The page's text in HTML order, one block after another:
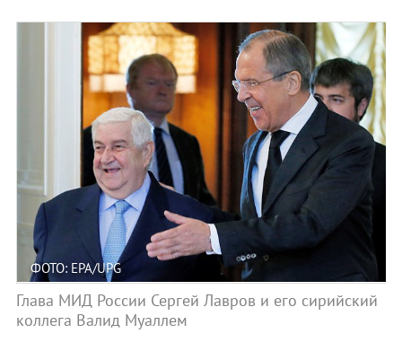
ФОТО: EPA/UPG
Глава МИД России Сергей Лавров и его сирийский
коллега Валид Муаллем